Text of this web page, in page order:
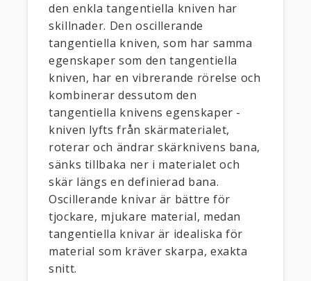
den enkla tangentiella kniven har
skillnader. Den oscillerande
tangentiella kniven, som har samma
egenskaper som den tangentiella
kniven, har en vibrerande rörelse och
kombinerar dessutom den
tangentiella knivens egenskaper -
kniven lyfts från skärmaterialet,
roterar och ändrar skärknivens bana,
sänks tillbaka ner i materialet och
skär längs en definierad bana.
Oscillerande knivar är bättre för
tjockare, mjukare material, medan
tangentiella knivar är idealiska för
material som kräver skarpa, exakta
snitt.